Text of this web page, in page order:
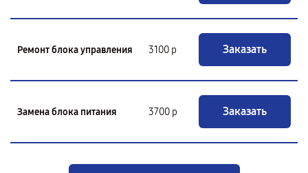
Ремонт блока управления 3100 р Заказать
Замена блока питания 3700 р Заказать